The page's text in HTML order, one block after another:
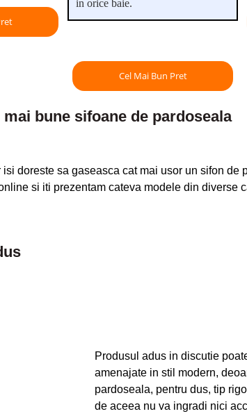
in orice baie.
Cel Mai Bun Pret
bune sifoane de pardoseala
doreste sa gaseasca cat mai usor un sifon de
si iti prezentam cateva modele din diverse
Produsul adus in discutie
amenajate in stil modern,
pardoseala, pentru dus, tip
de aceea nu va ingradi nici